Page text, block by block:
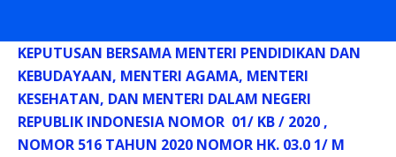
KEPUTUSAN BERSAMA MENTERI PENDIDIKAN DAN
KEBUDAYAAN, MENTERI AGAMA, MENTERI
KESEHATAN, DAN MENTERI DALAM NEGERI
REPUBLIK INDONESIA NOMOR 01/ KB / 2020 ,
NOMOR 516 TAHUN 2020 NOMOR HK. 03.0 1/ M